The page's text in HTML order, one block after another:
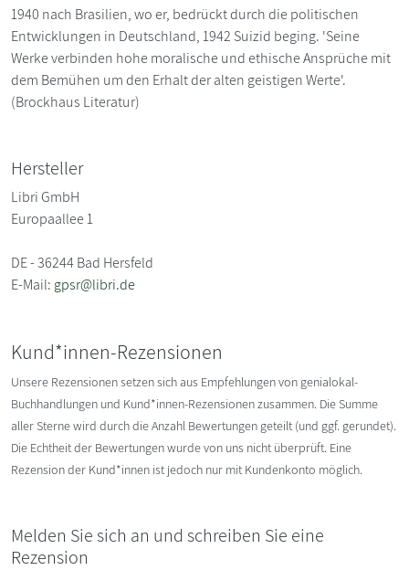
1940 nach Brasilien, wo er, bedrückt durch die politischen
Entwicklungen in Deutschland, 1942 Suizid beging. 'Seine
Werke verbinden hohe moralische und ethische Ansprüche mit
dem Bemühen um den Erhalt der alten geistigen Werte'.
(Brockhaus Literatur)
Hersteller
Libri GmbH
Europaallee 1
DE - 36244 Bad Hersfeld
E-Mail: gpsr@libri.de
Kund*innen-Rezensionen
Unsere Rezensionen setzen sich aus Empfehlungen von genialokal-
Buchhandlungen und Kund*innen-Rezensionen zusammen. Die Summe
aller Sterne wird durch die Anzahl Bewertungen geteilt (und ggf. gerundet).
Die Echtheit der Bewertungen wurde von uns nicht überprüft. Eine
Rezension der Kund*innen ist jedoch nur mit Kundenkonto möglich.
Melden Sie sich an und schreiben Sie eine
Rezension